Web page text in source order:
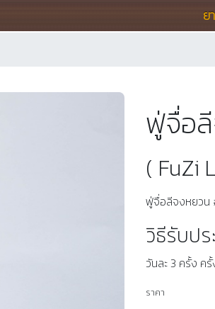
ยา
ฟู่จื่อ
( FuZi
ฟู่จื่อลีจงหยวน
วิธีรับปร
วันละ 3 ครั้ง ค
ราคา